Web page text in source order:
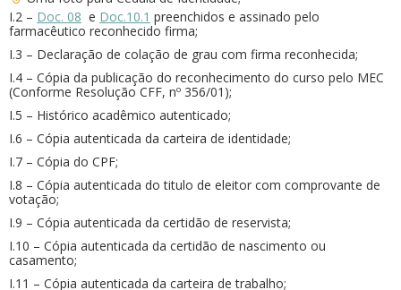
I.2 – Doc. 08 e Doc.10.1 preenchidos e assinado pelo
farmacêutico reconhecido firma;
I.3 – Declaração de colação de grau com firma reconhecida;
I.4 – Cópia da publicação do reconhecimento do curso pelo MEC
(Conforme Resolução CFF, nº 356/01);
I.5 – Histórico acadêmico autenticado;
I.6 – Cópia autenticada da carteira de identidade;
I.7 – Cópia do CPF;
I.8 – Cópia autenticada do titulo de eleitor com comprovante de
votação;
I.9 – Cópia autenticada da certidão de reservista;
I.10 – Cópia autenticada da certidão de nascimento ou
casamento;
I.11 – Cópia autenticada da carteira de trabalho;